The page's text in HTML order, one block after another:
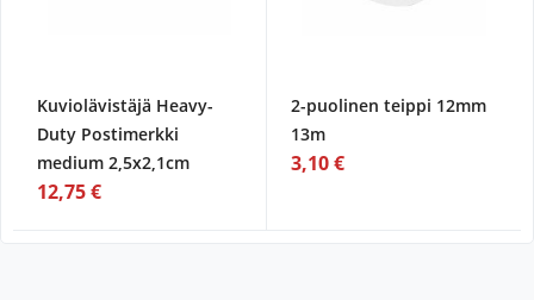
Kuviolävistäjä Heavy-
Duty Postimerkki
medium 2,5x2,1cm
12,75 €
2-puolinen teippi 12mm
13m
3,10 €